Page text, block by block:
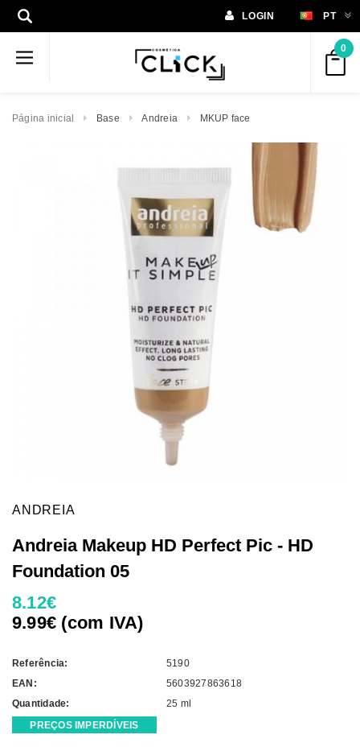
LOGIN PT
0
Página inicial Base Andreia MKUP face
ANDREIA
Andreia Makeup HD Perfect Pic - HD
Foundation 05
8.12€
9.99€ (com IVA)
Referência:
5190
EAN:
5603927863618
Quantidade:
25 ml
PREÇOS IMPERDÍVEIS